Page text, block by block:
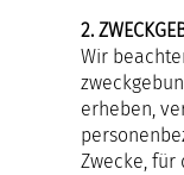
2.
Wir
erheben,
Zwecke, für